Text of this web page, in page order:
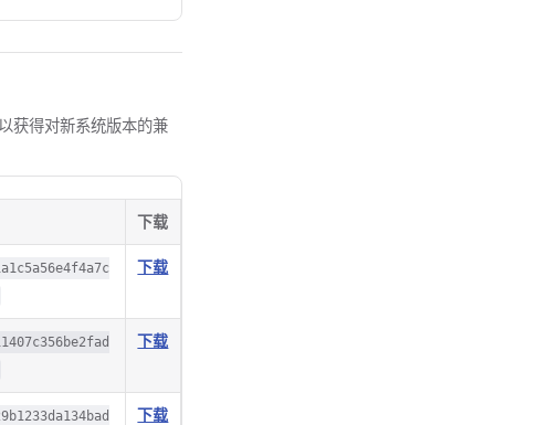
获得对新系统版本的兼
下载
下载
下载
下载